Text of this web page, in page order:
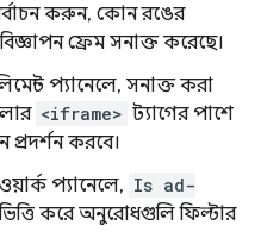
করুন, কোন রঙের
ফ্রেম সনাক্ত করেছে।
প্যানেলে, সনাক্ত করা
<iframe> ট্যাগের পাশে
করবে।
প্যানেলে, Is ad-
করে অনুরোধগুলি ফিল্টার